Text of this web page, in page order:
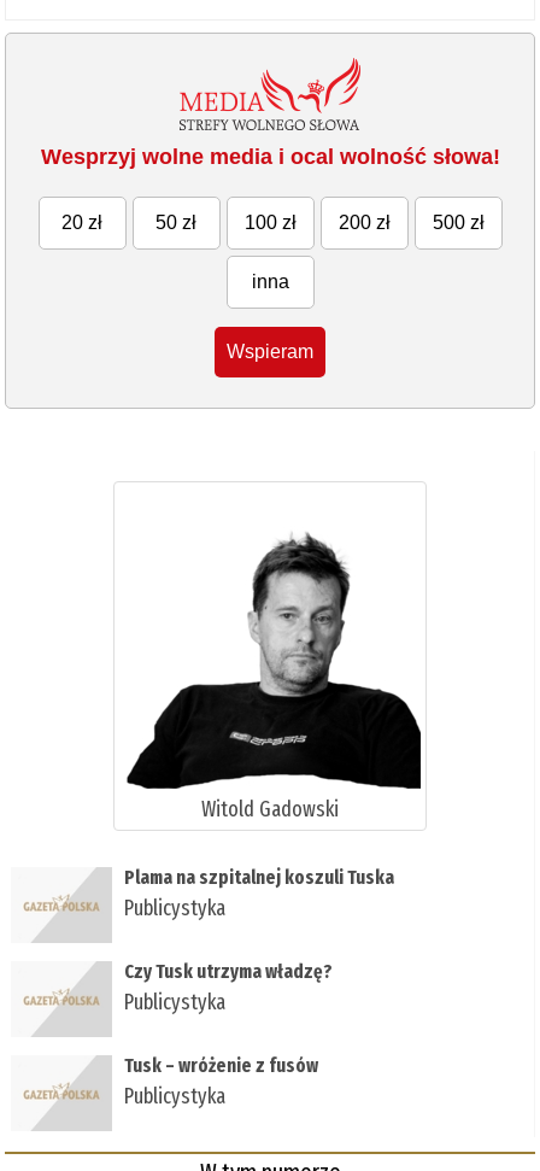
Wesprzyj wolne media i ocal wolność słowa!
20 zł 50 zł 100 zł 200 zł 500 zł
inna
Wspieram
Witold Gadowski
Plama na szpitalnej koszuli Tuska
Publicystyka
Czy Tusk utrzyma władzę?
Publicystyka
Tusk – wróżenie z fusów
Publicystyka